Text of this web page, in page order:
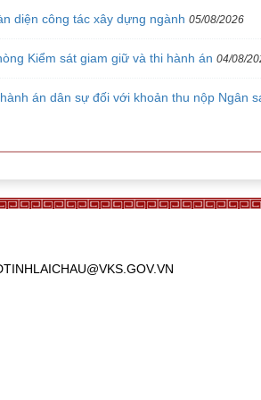
diện công tác xây dựng ngành 05/08/2026
Kiểm sát giam giữ và thi hành án 04/08/
án dân sự đối với khoản thu nộp Ngân